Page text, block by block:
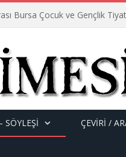
Bursa Çocuk ve Gençlik
SÖYLEŞI ÇEVİRİ /